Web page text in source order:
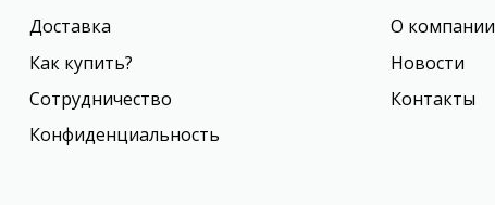
Доставка
Как купить?
Сотрудничество
Конфиденциальность
О компании
Новости
Контакты